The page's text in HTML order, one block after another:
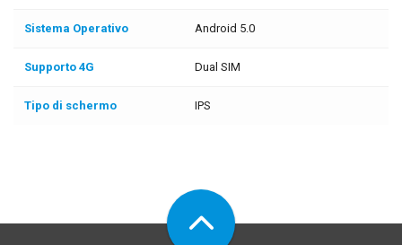
Sistema Operativo Android 5.0
Supporto 4G Dual SIM
Tipo di schermo IPS